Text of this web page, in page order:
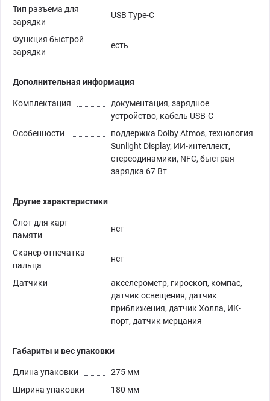
Тип разъема для
зарядки
USB Type-C
Функция быстрой
зарядки
есть
Дополнительная информация
Комплектация
документация, зарядное
устройство, кабель USB-C
Особенности
поддержка Dolby Atmos, технология
Sunlight Display, ИИ-интеллект,
стереодинамики, NFC, быстрая
зарядка 67 Вт
Другие характеристики
Слот для карт
памяти
нет
Сканер отпечатка
пальца
нет
Датчики
акселерометр, гироскоп, компас,
датчик освещения, датчик
приближения, датчик Холла, ИК-
порт, датчик мерцания
Габариты и вес упаковки
Длина упаковки
275 мм
Ширина упаковки
180 мм